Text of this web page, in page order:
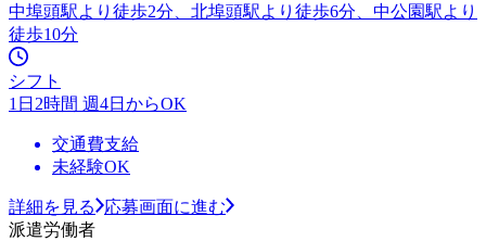
中埠頭駅より徒歩2分、北埠頭駅より徒歩6分、中公園駅より
徒歩10分
シフト
1日2時間 週4日からOK
交通費支給
未経験OK
詳細を見る
応募画面に進む
派遣労働者